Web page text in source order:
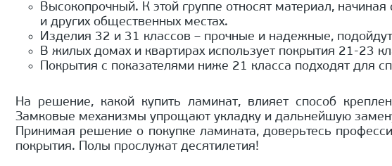
Высокопрочный. К этой группе относят материал,
и других общественных местах.
Изделия 32 и 31 классов – прочные и надежные,
В жилых домах и квартирах использует покрытия 21-23
Покрытия с показателями ниже 21 класса подходят для
На решение, какой купить ламинат, влияет способ
Замковые механизмы упрощают укладку и дальнейшую
Принимая решение о покупке ламината, доверьтесь
покрытия. Полы прослужат десятилетия!